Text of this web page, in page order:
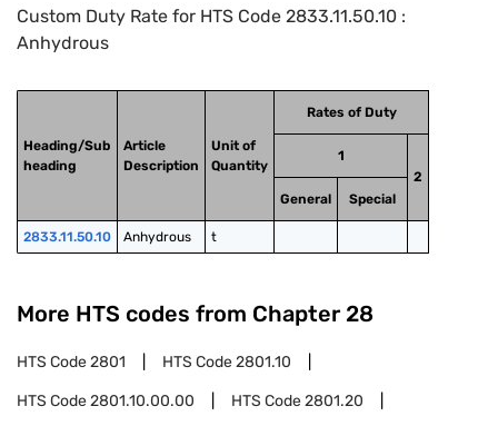
Custom Duty Rate for HTS Code 2833.11.50.10 :
Anhydrous
Heading/Sub
heading
Article
Description
Unit of
Quantity
Rates of Duty
1
2
General
Special
2833.11.50.10 Anhydrous t
More HTS codes from Chapter 28
HTS Code2801 HTS Code2801.10
HTS Code2801.10.00.00 HTS Code2801.20